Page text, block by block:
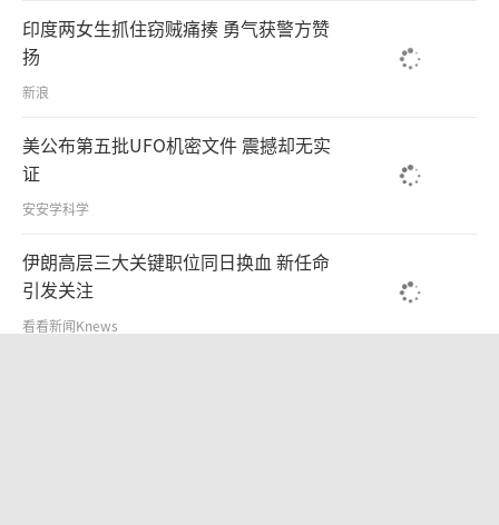
印度两女生抓住窃贼痛揍 勇气获警方赞
扬
新浪
美公布第五批UFO机密文件 震撼却无实
证
安安学科学
伊朗高层三大关键职位同日换血 新任命
引发关注
看看新闻Knews